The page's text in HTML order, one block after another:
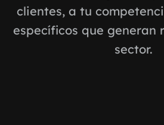
clientes, a tu
específicos que generan
sector.